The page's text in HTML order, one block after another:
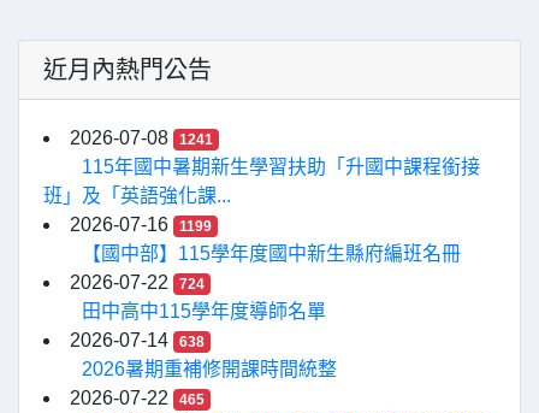
近月內熱門公告
2026-07-08 1241
115年國中暑期新生學習扶助「升國中課程銜接
班」及「英語強化課...
2026-07-16
1199
【國中部】115學年度國中新生縣府編班名冊
2026-07-22
724
田中高中115學年度導師名單
2026-07-14
638
2026暑期重補修開課時間統整
2026-07-22
465